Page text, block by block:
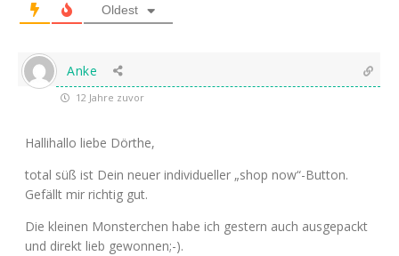
Oldest
Anke
12 Jahre zuvor
Hallihallo liebe Dörthe,
total süß ist Dein neuer individueller „shop now“-Button.
Gefällt mir richtig gut.
Die kleinen Monsterchen habe ich gestern auch ausgepackt
und direkt lieb gewonnen;-).